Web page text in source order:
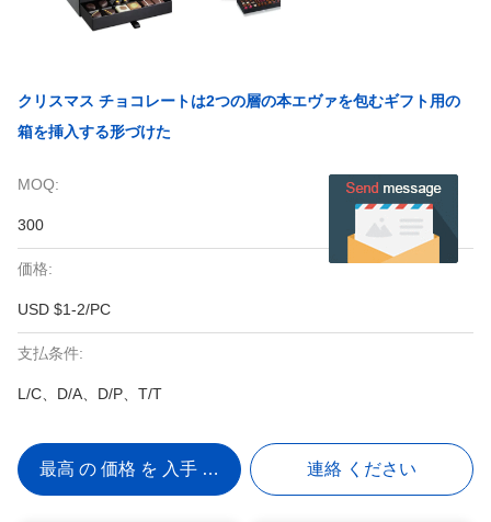
クリスマス チョコレートは2つの層の本エヴァを包むギフト用の
箱を挿入する形づけた
MOQ:
300
価格:
USD $1-2/PC
支払条件:
L/C、D/A、D/P、T/T
最高 の 価格 を 入手 する 連絡 ください